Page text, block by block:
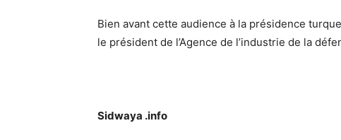
Bien avant cette audience à la présidence
le président de l’Agence de l’industrie de la
Sidwaya .info